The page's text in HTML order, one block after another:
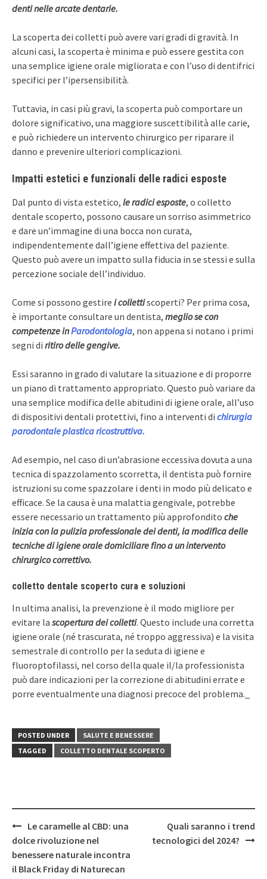
denti nelle arcate dentarie.
La scoperta dei colletti può avere vari gradi di gravità. In
alcuni casi, la scoperta è minima e può essere gestita con
una semplice igiene orale migliorata e con l’uso di dentifrici
specifici per l’ipersensibilità.
Tuttavia, in casi più gravi, la scoperta può comportare un
dolore significativo, una maggiore suscettibilità alle carie,
e può richiedere un intervento chirurgico per riparare il
danno e prevenire ulteriori complicazioni.
Impatti estetici e funzionali delle radici esposte
Dal punto di vista estetico, le radici esposte, o colletto
dentale scoperto, possono causare un sorriso asimmetrico
e dare un’immagine di una bocca non curata,
indipendentemente dall’igiene effettiva del paziente.
Questo può avere un impatto sulla fiducia in se stessi e sulla
percezione sociale dell’individuo.
Come si possono gestire i collettiscoperti? Per prima cosa,
è importante consultare un dentista, meglio se con
competenze inParodontologia, non appena si notano i primi
segni di ritiro delle gengive.
Essi saranno in grado di valutare la situazione e di proporre
un piano di trattamento appropriato. Questo può variare da
una semplice modifica delle abitudini di igiene orale, all’uso
di dispositivi dentali protettivi, fino a interventi di chirurgia
parodontale plastica ricostruttiva.
Ad esempio, nel caso di un’abrasione eccessiva dovuta a una
tecnica di spazzolamento scorretta, il dentista può fornire
istruzioni su come spazzolare i denti in modo più delicato e
efficace. Se la causa è una malattia gengivale, potrebbe
essere necessario un trattamento più approfondito che
inizia con la pulizia professionale dei denti, la modifica delle
tecniche di igiene orale domiciliare fino a un intervento
chirurgico correttivo.
colletto dentale scoperto cura e soluzioni
In ultima analisi, la prevenzione è il modo migliore per
evitare la scopertura dei colletti. Questo include una corretta
igiene orale (né trascurata, né troppo aggressiva) e la visita
semestrale di controllo per la seduta di igiene e
fluoroptofilassi, nel corso della quale il/la professionista
può dare indicazioni per la correzione di abitudini errate e
porre eventualmente una diagnosi precoce del problema._
POSTED UNDER
SALUTE E BENESSERE
TAGGED
COLLETTO DENTALE SCOPERTO
Post
navigation
Le caramelle al CBD: una
dolce rivoluzione nel
benessere naturale incontra
il Black Friday di Naturecan
Quali saranno i trend
tecnologici del 2024?